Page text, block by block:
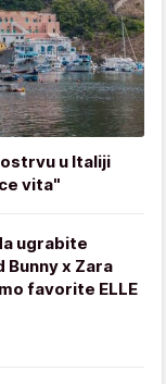
u Italiji
vita"
ugrabite
Bunny x Zara
favorite ELLE